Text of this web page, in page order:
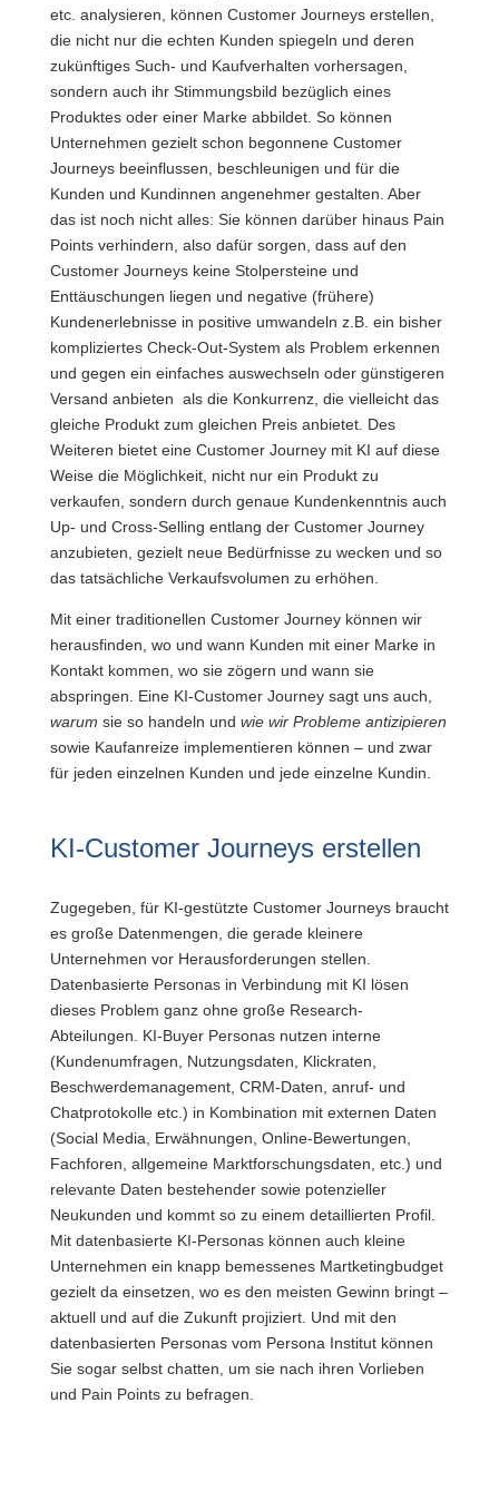
etc. analysieren, können Customer Journeys erstellen,
die nicht nur die echten Kunden spiegeln und deren
zukünftiges Such- und Kaufverhalten vorhersagen,
sondern auch ihr Stimmungsbild bezüglich eines
Produktes oder einer Marke abbildet. So können
Unternehmen gezielt schon begonnene Customer
Journeys beeinflussen, beschleunigen und für die
Kunden und Kundinnen angenehmer gestalten. Aber
das ist noch nicht alles: Sie können darüber hinaus Pain
Points verhindern, also dafür sorgen, dass auf den
Customer Journeys keine Stolpersteine und
Enttäuschungen liegen und negative (frühere)
Kundenerlebnisse in positive umwandeln z.B. ein bisher
kompliziertes Check-Out-System als Problem erkennen
und gegen ein einfaches auswechseln oder günstigeren
Versand anbieten als die Konkurrenz, die vielleicht das
gleiche Produkt zum gleichen Preis anbietet. Des
Weiteren bietet eine Customer Journey mit KI auf diese
Weise die Möglichkeit, nicht nur ein Produkt zu
verkaufen, sondern durch genaue Kundenkenntnis auch
Up- und Cross-Selling entlang der Customer Journey
anzubieten, gezielt neue Bedürfnisse zu wecken und so
das tatsächliche Verkaufsvolumen zu erhöhen.
Mit einer traditionellen Customer Journey können wir
herausfinden, wo und wann Kunden mit einer Marke in
Kontakt kommen, wo sie zögern und wann sie
abspringen. Eine KI-Customer Journey sagt uns auch,
warum sie so handeln und wie wir Probleme antizipieren
sowie Kaufanreize implementieren können – und zwar
für jeden einzelnen Kunden und jede einzelne Kundin.
KI-Customer Journeys erstellen
Zugegeben, für KI-gestützte Customer Journeys braucht
es große Datenmengen, die gerade kleinere
Unternehmen vor Herausforderungen stellen.
Datenbasierte Personas in Verbindung mit KI lösen
dieses Problem ganz ohne große Research-
Abteilungen. KI-Buyer Personas nutzen interne
(Kundenumfragen, Nutzungsdaten, Klickraten,
Beschwerdemanagement, CRM-Daten, anruf- und
Chatprotokolle etc.) in Kombination mit externen Daten
(Social Media, Erwähnungen, Online-Bewertungen,
Fachforen, allgemeine Marktforschungsdaten, etc.) und
relevante Daten bestehender sowie potenzieller
Neukunden und kommt so zu einem detaillierten Profil.
Mit datenbasierte KI-Personas können auch kleine
Unternehmen ein knapp bemessenes Martketingbudget
gezielt da einsetzen, wo es den meisten Gewinn bringt –
aktuell und auf die Zukunft projiziert. Und mit den
datenbasierten Personas vom Persona Institut können
Sie sogar selbst chatten, um sie nach ihren Vorlieben
und Pain Points zu befragen.